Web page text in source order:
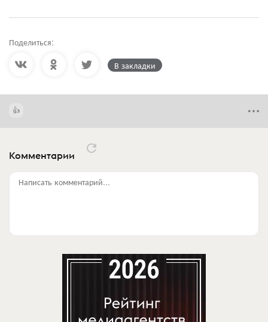
Поделиться:
В закладки
Комментарии
Написать комментарий...